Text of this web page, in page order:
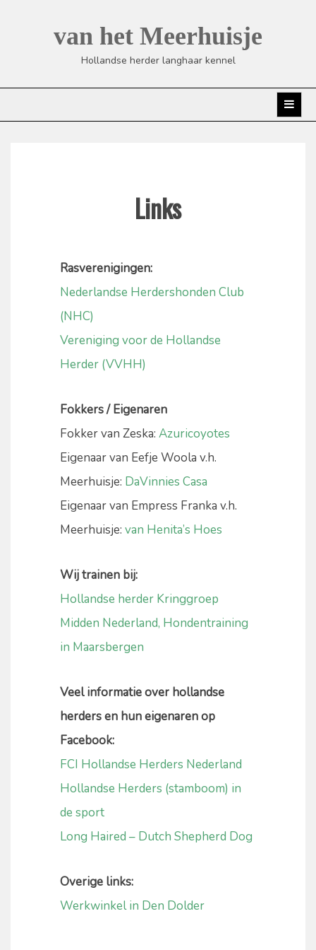
van het Meerhuisje
Hollandse herder langhaar kennel
Links
Rasverenigingen:
Nederlandse Herdershonden Club
(NHC)
Vereniging voor de Hollandse
Herder (VVHH)
Fokkers / Eigenaren
Fokker van Zeska: Azuricoyotes
Eigenaar van Eefje Woola v.h.
Meerhuisje: DaVinnies Casa
Eigenaar van Empress Franka v.h.
Meerhuisje: van Henita’s Hoes
Wij trainen bij:
Hollandse herder Kringgroep
Midden Nederland, Hondentraining
in Maarsbergen
Veel informatie over hollandse
herders en hun eigenaren op
Facebook:
FCI Hollandse Herders Nederland
Hollandse Herders (stamboom) in
de sport
Long Haired – Dutch Shepherd Dog
Overige links:
Werkwinkel in Den Dolder